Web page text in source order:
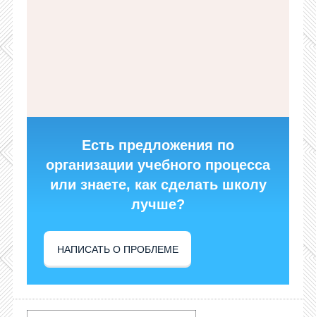
Есть предложения по
организации учебного процесса
или знаете, как сделать школу
лучше?
НАПИСАТЬ О ПРОБЛЕМЕ